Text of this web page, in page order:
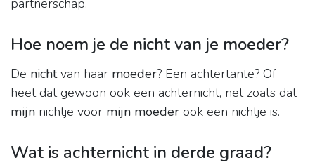
partnerschap.
Hoe noem je de nicht van je moeder?
De nichtvan haar moeder? Een achtertante? Of
heet dat gewoon ook een achternicht, net zoals dat
mijn nichtje voor mijn moeder ook een nichtje is.
Wat is achternicht in derde graad?